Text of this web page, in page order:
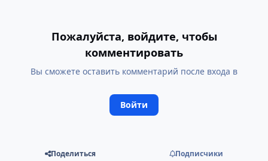
Пожалуйста, войдите, чтобы
комментировать
Вы сможете оставить комментарий после входа в
Войти
Поделиться Подписчики